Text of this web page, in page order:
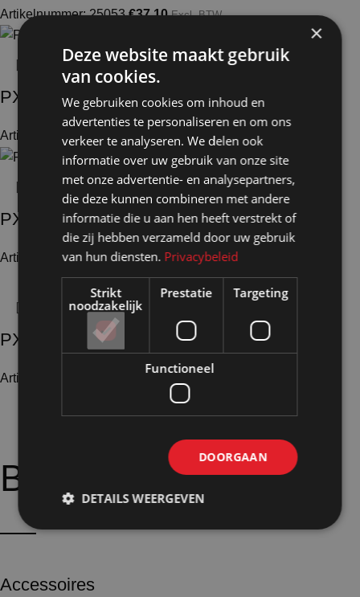
Artikelnummer: 25053€37,10 Excl. BTW
PX4080
Artikelnummer: 24894 52,50 Excl. BTW
PX4100
Artikelnummer: 24900€59,10 Excl. BTW
PX2119
Artikelnummer: 24820
Bijpassendeopties:
Accessoires
×
Deze website maakt gebruik
van cookies.
We gebruiken cookies om inhoud en
advertenties te personaliseren en om ons
verkeer te analyseren. We delen ook
informatie over uw gebruik van onze site
met onze advertentie- en analysepartners,
die deze kunnen combineren met andere
informatie die u aan hen heeft verstrekt of
die zij hebben verzameld door uw gebruik
van hun diensten. Privacybeleid
Strikt
noodzakelijk
Prestatie Targeting
Functioneel
DOORGAAN
DETAILS WEERGEVEN